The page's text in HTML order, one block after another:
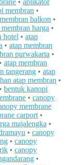
membran •
balkon •
membran harga •
hotel • atap
• atap membran
purwakarta •
• atap membran
tangerang • atap
atap membran •
• bentuk kanopi
• canopy
membrane
carport •
majalengka •
• canopy
• canopy
• canopy
•